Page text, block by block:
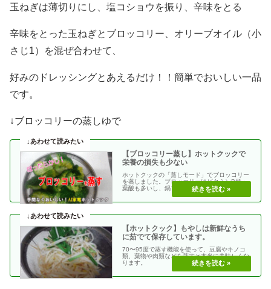
玉ねぎは薄切りにし、塩コショウを振り、辛味をとる
辛味をとった玉ねぎとブロッコリー、オリーブオイル（小
さじ1）を混ぜ合わせて、
好みのドレッシングとあえるだけ！！簡単でおいしい一品
です。
↓ブロッコリーの蒸しゆで
【ブロッコリー蒸し】ホットクックで
栄養の損失も少ない
ホットクックの「蒸しモード」でブロッコリー
を蒸しました。ブロッコリーはビタミンB群・
葉酸も多いし、鍋で茹でるのと違って湯をわか
ないので栄養の・・
【ホットクック】もやしは新鮮なうち
に茹でて保存しています。
70〜95度で蒸す機能を使って、豆腐やキノコ
類、葉物や肉類などを蒸すと本当に美味しくな
ります。